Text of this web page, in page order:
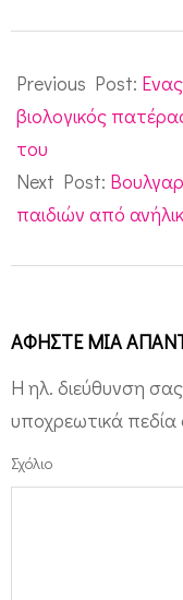
02-
03
Previous Post:
βιολογικός
του
Next Post:
παιδιών από
ΑΦΉΣΤΕ ΜΙΑ
Η ηλ. διεύθυνση
υποχρεωτικά πεδία
Σχόλιο